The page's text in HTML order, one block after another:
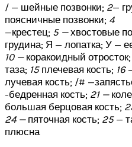
/ — шейные позвонки; 2—
поясничные позвонки; 4
—крестец; 5 —хвостовые
грудина; Я — лопатка; У —
10 —коракоидный отросток;
таза; 15плечевая кость; 16
лучевая кость; /#
-бедренная кость; 21 —
большая берцовая кость;
24 —пяточная кость; 25—
плюсна